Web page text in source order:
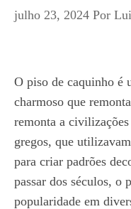
julho 23, 2024 Por
O piso de caquinho é
charmoso que
remonta a
gregos, que
para criar padrões
passar dos séculos, o
popularidade em